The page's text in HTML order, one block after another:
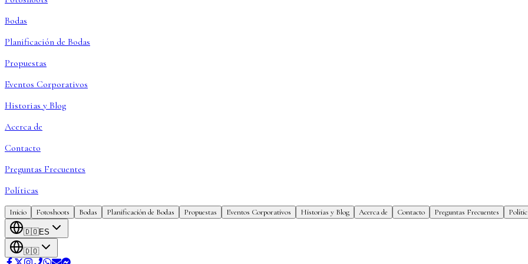
Bodas
Planificación de Bodas
Propuestas
Eventos Corporativos
Historias y Blog
Acerca de
Contacto
Preguntas Frecuentes
Políticas
Inicio Fotoshoots Bodas Planificación de Bodas Propuestas Eventos Corporativos Historias y Blog Acerca de Contacto Preguntas Frecuentes
🇩🇴ES
🇩🇴